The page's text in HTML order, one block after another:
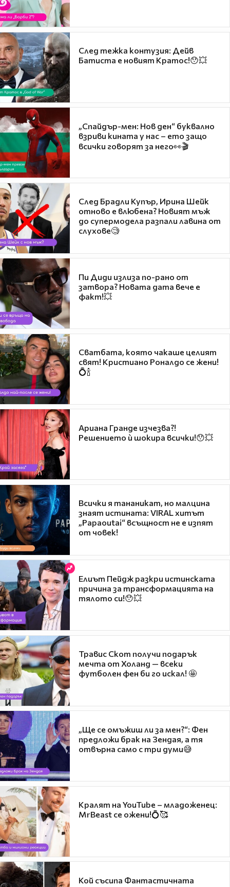
След тежка контузия: Дейв
Батиста е новият Кратос!😯💥
„Спайдър-мен: Нов ден“ буквално
взриви кината у нас – ето защо
всички говорят за него👀🎬
След Брадли Купър, Ирина Шейк
отново е влюбена? Новият мъж
до супермодела разпали лавина от
слухове🧐
Пи Диди излиза по-рано от
затвора? Новата дата вече е
факт!💥
Сватбата, която чакаше целият
свят! Кристиано Роналдо се жени!
💍🍾
Ариана Гранде изчезва?!
Решението ѝ шокира всички!😯💥
Всички я тананикат, но малцина
знаят истината: VIRAL хитът
„Papaoutai“ всъщност не е изпят
от човек!
Елиът Пейдж разкри истинската
причина за трансформацията на
тялото си!😯💥
Травис Скот получи подарък
мечта от Холанд — всеки
футболен фен би го искал! 🤩
„Ще се омъжиш ли за мен?“: Фен
предложи брак на Зендая, а тя
отвърна само с три думи😅
Кралят на YouTube – младоженец:
MrBeast се ожени!💍🥰
Кой съсипа Фантастичната